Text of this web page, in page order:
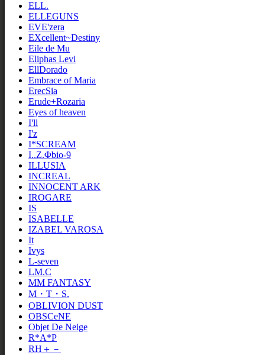
ELL.
ELLEGUNS
EVE'zera
EXcellent~Destiny
Eile de Mu
Eliphas Levi
EllDorado
Embrace of Maria
ErecSia
Erude+Rozaria
Eyes of heaven
I'll
I'z
I*SCREAM
I..Z.Φbio-9
ILLUSIA
INCREAL
INNOCENT ARK
IROGARE
IS
ISABELLE
IZABEL VAROSA
It
Ivys
L-seven
LM.C
MM FANTASY
M・T・S.
OBLIVION DUST
OBSCeNE
Objet De Neige
R*A*P
RH＋－